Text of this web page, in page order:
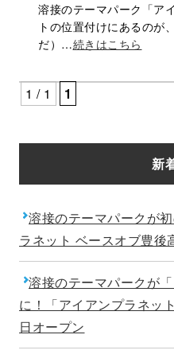
溶接のテーマパーク「ア
トの位置付けにあるのが
だ）…続きはこちら
1 / 1 1
新
溶接のテーマパークが
ラネット ベースオブ豊後
溶接のテーマパークが
に！「アイアンプラネッ
日オープン